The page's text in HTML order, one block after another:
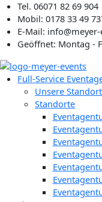
Zum
Inhalt
springen
Tel. 06071 82 69 904
Mobil: 0178 33 49
E-Mail:
Geöffnet: Montag -
Full-Service
Unsere
Standorte